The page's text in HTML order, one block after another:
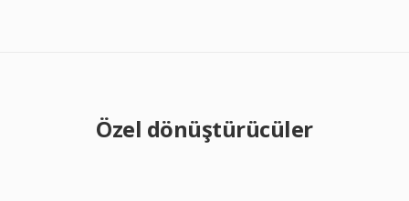
Özel dönüştürücüler